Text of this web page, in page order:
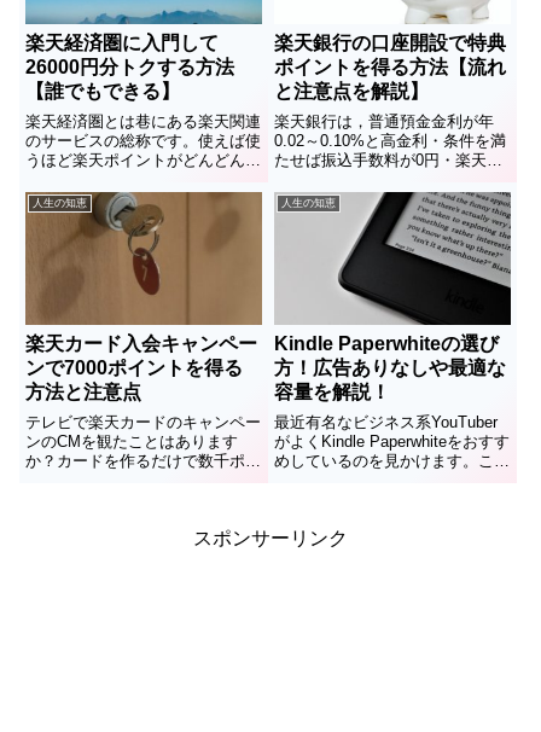
楽天経済圏に入門して
26000円分トクする方法
【誰でもできる】
楽天経済圏とは巷にある楽天関連
のサービスの総称です。使えば使
うほど楽天ポイントがどんどん貯
2020年7月頃に楽天カードの申し
込みや銀行口座などの開設をしま
した（入門）。それだけで26,000
円分のポイントと現金...
楽天銀行の口座開設で特典
ポイントを得る方法【流れ
と注意点を解説】
楽天銀行は，普通預金金利が年
0.02～0.10%と高金利・条件を満
たせば振込手数料が0円・楽天ポ
手のよいネット銀行の一つです。
僕は住信SBIネット銀行のヘビー
ユーザーなのでこれまで使ってい
ませんでしたが，楽天カ...
人生の知恵
楽天カード入会キャンペー
ンで7000ポイントを得る
方法と注意点
テレビで楽天カードのキャンペー
ンのCMを観たことはあります
か？カードを作るだけで数千ポイ
この入会キャンペーンを適用させ
人生の知恵
Kindle Paperwhiteの選び
方！広告ありなしや最適な
容量を解説！
最近有名なビジネス系YouTuber
がよくKindle Paperwhiteをおすす
めしているのを見かけます。これ
た！いろいろ読んでいますが超快
スポンサーリンク